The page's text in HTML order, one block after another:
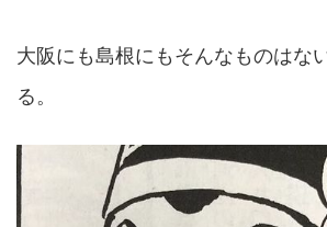
大阪にも島根にもそんなものはな
る。